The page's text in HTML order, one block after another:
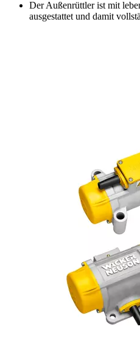
Der Außenrüttler ist mit
ausgestattet und damit